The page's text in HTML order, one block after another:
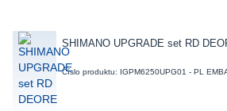
SHIMANO UPGRADE set RD
Číslo produktu: IGPM6250UPG01 - PL